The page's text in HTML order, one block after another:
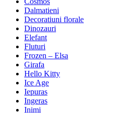
Dalmatieni
Decoratiuni florale
Dinozauri
Elefant
Fluturi
Frozen – Elsa
Girafa
Hello Kitty
Ice Age
Iepuras
Ingeras
Inimi